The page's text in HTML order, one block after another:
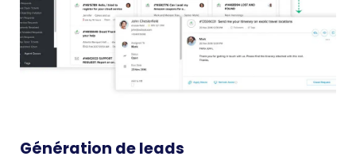
Génération de leads